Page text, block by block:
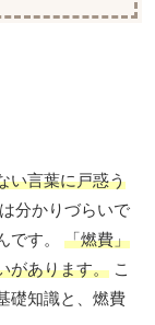
い言葉に戸惑う
分かりづらいで
です。 「燃費」
があります。 こ
礎知識と、燃費